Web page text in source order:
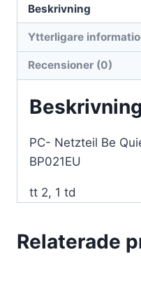
Beskrivning
Ytterligare
Recensioner (0)
Beskrivning
PC- Netzteil Be
BP021EU
tt 2, 1 td
Relaterade